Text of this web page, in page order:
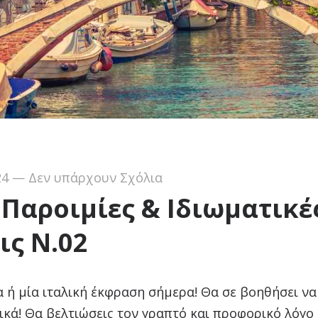
— Δεν υπάρχουν Σχόλια
&
Ν.02
μία ιταλική έκφραση σήμερα! Θα σε βοηθήσει
Θα βελτιώσεις τον γραπτό και προφορικό